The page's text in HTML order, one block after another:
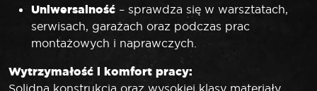
Uniwersalność – sprawdza się w warsztatach,
serwisach, garażach oraz podczas prac
montażowych i naprawczych.
Wytrzymałość i komfort pracy:
Solidna konstrukcja oraz wysokiej klasy materiały